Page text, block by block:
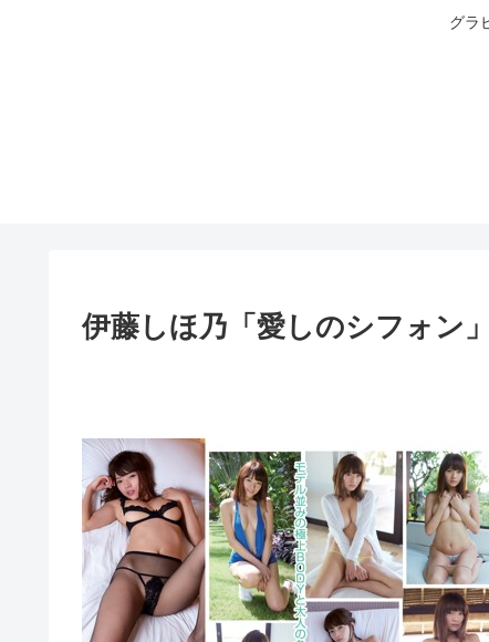
グラ
伊藤しほ乃「愛しのシフォン